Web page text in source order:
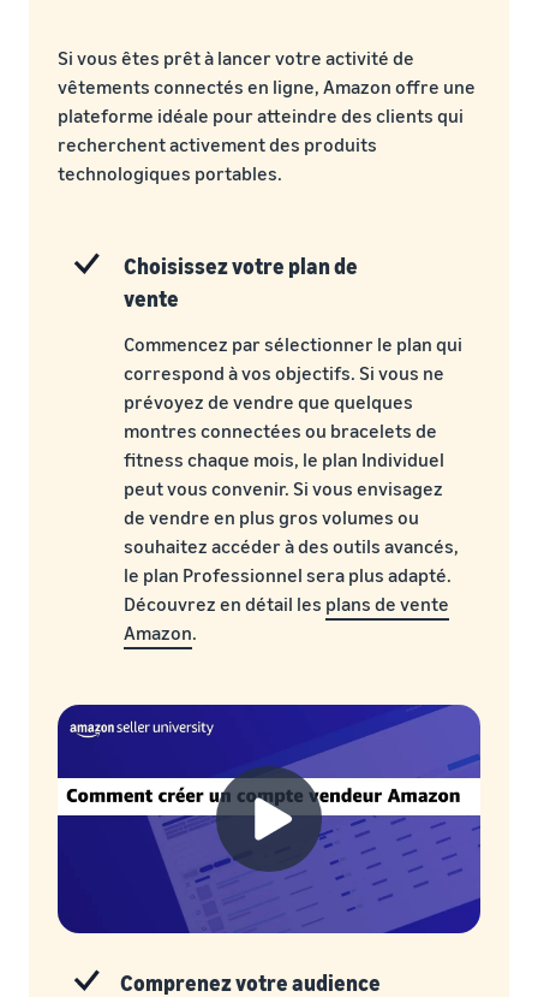
Si vous êtes prêt à lancer votre activité de
vêtements connectés en ligne, Amazon offre une
plateforme idéale pour atteindre des clients qui
recherchent activement des produits
technologiques portables.
Choisissez votre plan de
vente
Commencez par sélectionner le plan qui
correspond à vos objectifs. Si vous ne
prévoyez de vendre que quelques
montres connectées ou bracelets de
fitness chaque mois, le plan Individuel
peut vous convenir. Si vous envisagez
de vendre en plus gros volumes ou
souhaitez accéder à des outils avancés,
le plan Professionnel sera plus adapté.
Découvrez en détail les plans de vente
Amazon.
Comprenez votre audience